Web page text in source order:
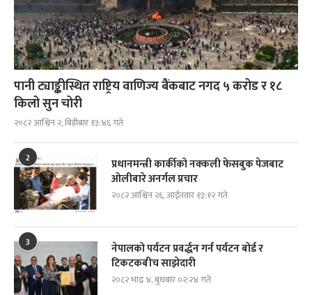
पानी ट्याङ्कीस्थित राष्ट्रिय वाणिज्य बैंकबाट नगद ५ करोड र १८
किलो सुन चोरी
२०८२ आश्विन २, बिहीबार १३:४६ गते
2
प्रधानमन्त्री कार्कीको नक्कली फेसबुक पेजबाट
ओलीबारे अनर्गल प्रचार
२०८२ आश्विन २६, आईतवार १३:१२ गते
3
नेपालको पर्यटन प्रवर्द्धन गर्न पर्यटन बोर्ड र
टिकटकबीच साझेदारी
२०८२ भाद्र ४, बुधबार ०२:२४ गते